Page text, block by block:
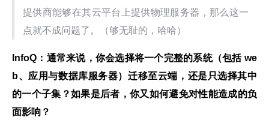
提供商能够在其云平台上提供物理服务器，那么这一
点就不成问题了。（够无耻的，哈哈）
InfoQ ：通常来说，你会选择将一个完整的系统（包括 we
b、应用与数据库服务器）迁移至云端，还是只选择其中
的一个子集？如果是后者，你又如何避免对性能造成的负
面影响？